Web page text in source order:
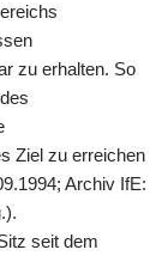
zu erhalten. So
Ziel zu erreichen
Archiv IfE:
seit dem